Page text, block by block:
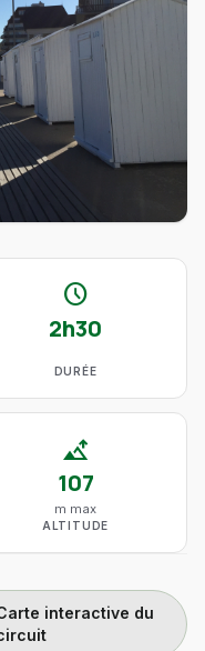
schedule
2h30
DURÉE
altitude
107
m max
ALTITUDE
interactive du